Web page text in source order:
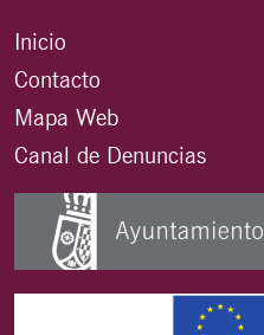
Inicio
Contacto
Mapa Web
Canal de Denuncias